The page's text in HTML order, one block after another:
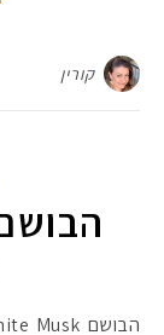
קורין
הבושם White Musk של בודי שופ קיבל אזכורים בכל פוסט של